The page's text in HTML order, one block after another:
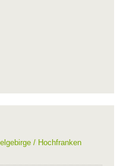
/ Hochfranken